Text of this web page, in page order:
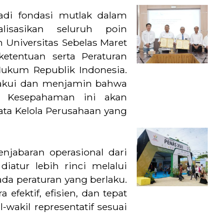
fondasi mutlak dalam
seluruh poin
Sebelas Maret
serta Peraturan
Republik Indonesia.
dan menjamin bahwa
Kesepahaman ini akan
Kelola Perusahaan yang
operasional dari
lebih rinci melalui
peraturan yang berlaku.
efektif, efisien, dan tepat
wakil representatif sesuai